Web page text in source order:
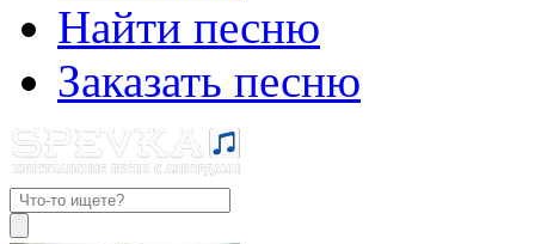
Найти песню
Заказать песню